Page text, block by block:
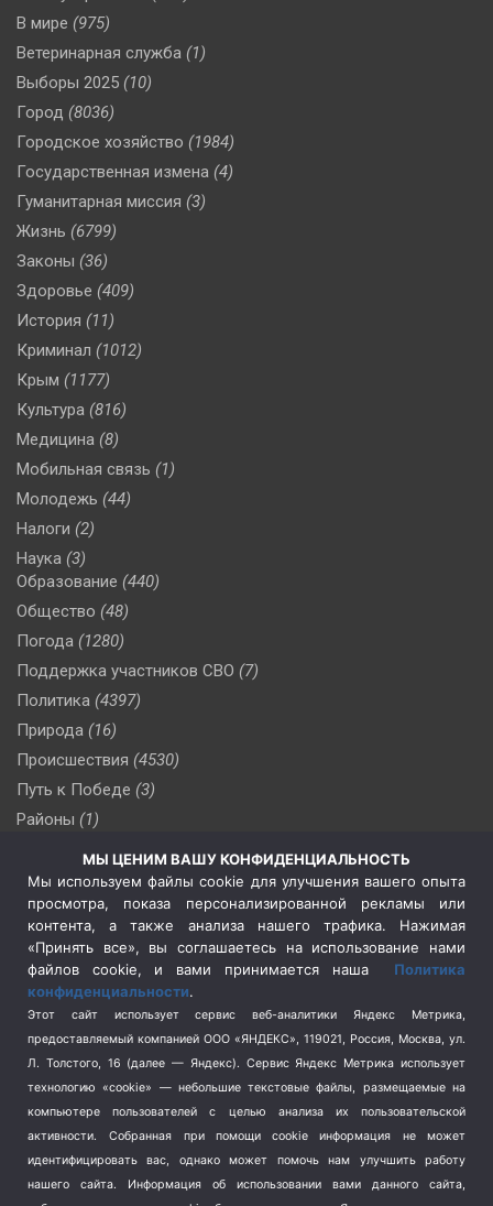
В мире (975)
Ветеринарная служба (1)
Выборы 2025 (10)
Город (8036)
Городское хозяйство (1984)
Государственная измена (4)
Гуманитарная миссия (3)
Жизнь (6799)
Законы (36)
Здоровье (409)
История (11)
Криминал (1012)
Крым (1177)
Культура (816)
Медицина (8)
Мобильная связь (1)
Молодежь (44)
Налоги (2)
Наука (3)
Образование (440)
Общество (48)
Погода (1280)
Поддержка участников СВО (7)
Политика (4397)
Природа (16)
Происшествия (4530)
Путь к Победе (3)
Районы (1)
(510)
Сельское хозяйство (3)
Социальная политика
(3)
Спецоперация в Украине
Спецоперация на Украине
(404)
Спорт (740)
Терроризм (1)
Транспорт (262)
Туризм (178)
МЫ ЦЕНИМ ВАШУ КОНФИДЕНЦИАЛЬНОСТЬ
Мы используем файлы cookie для улучшения вашего опыта
просмотра, показа персонализированной рекламы или
контента, а также анализа нашего трафика. Нажимая
«Принять все», вы соглашаетесь на использование нами
файлов cookie, и вами принимается наша Политика
конфиденциальности.
Этот сайт использует сервис веб-аналитики Яндекс Метрика,
предоставляемый компанией ООО «ЯНДЕКС», 119021, Россия, Москва, ул.
Л. Толстого, 16 (далее — Яндекс). Сервис Яндекс Метрика использует
технологию «cookie» — небольшие текстовые файлы, размещаемые на
компьютере пользователей с целью анализа их пользовательской
активности.
Собранная при помощи cookie информация не может
идентифицировать вас, однако может помочь нам улучшить работу
нашего сайта. Информация об использовании вами данного сайта,